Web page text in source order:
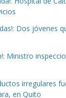
Dos jóvenes
Ministro
irregulares
en Quito